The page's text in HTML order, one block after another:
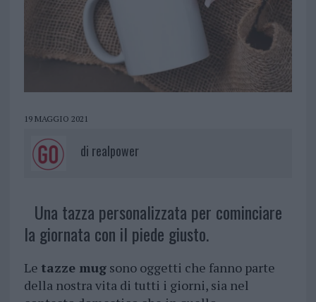
19 MAGGIO 2021
di realpower
Una tazza personalizzata per cominciare
la giornata con il piede giusto.
Le tazze mugsono oggetti che fanno parte
della nostra vita di tutti i giorni, sia nel